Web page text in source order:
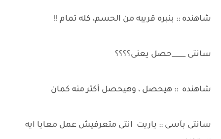
شاهنده :: بنبره قريبه من الحسم، كله تمام !!
سانتى ____حصل يعنى؟؟؟؟
شاهنده :: هيحصل ، وهيحصل أكتر منه كمان
سانتى بآسى :: ياريت انتى متعرفيش عمل معايا ايه